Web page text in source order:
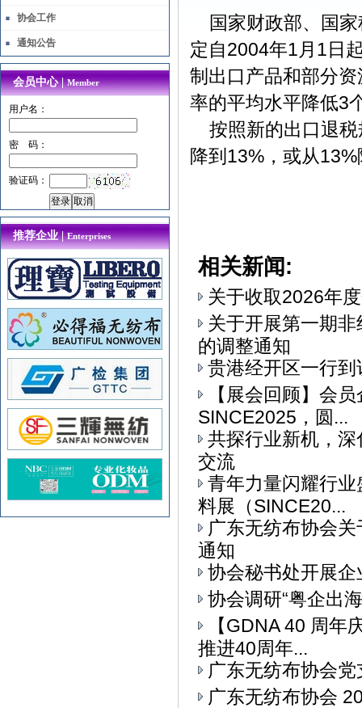
国家财政部、国家
定自2004年1月1日
制出口产品和部分
率的平均水平降低3
按照新的出口退税
降到13%，或从
相关新闻:
关于收取2026年
关于开展第一期
的调整通知
贵港经开区一行
【展会回顾】会
SINCE2025，圆...
共探行业新机，
交流
青年力量闪耀行
料展（SINCE20...
广东无纺布协会
通知
协会秘书处开展
协会调研“粤企出
【GDNA 40 周
推进40周年...
广东无纺布协会
广东无纺布协会
协会工作
通知公告
会员中心 |Member
用户名：
密 码：
验证码：
推荐企业 |Enterprises